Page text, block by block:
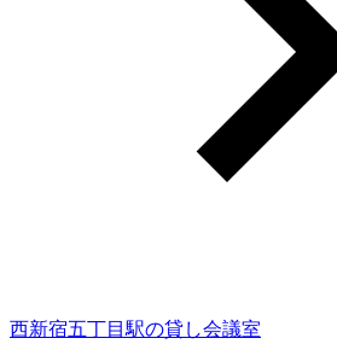
西新宿五丁目駅の貸し会議室